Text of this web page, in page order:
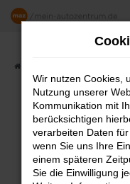
Zum
Fehler:
Wir nutzen Cookies,
Nutzung unserer
Kommunikation mit
berücksichtigen
verarbeiten Daten
wenn Sie uns Ihre
einem späteren
Sie die Einwilligung